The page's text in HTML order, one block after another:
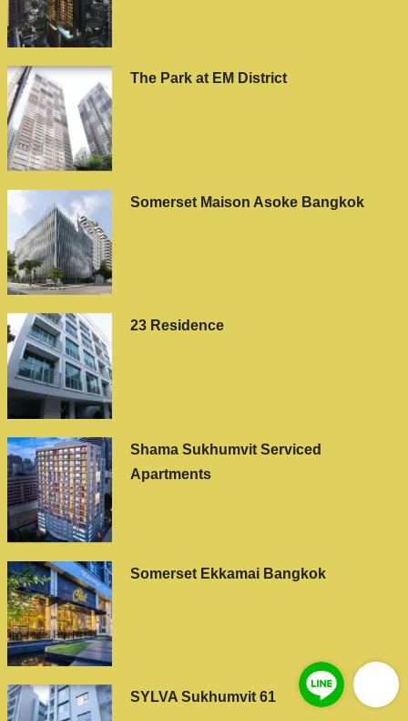
The Park at EM District
Somerset Maison Asoke Bangkok
23 Residence
Shama Sukhumvit Serviced
Apartments
Somerset Ekkamai Bangkok
SYLVA Sukhumvit 61